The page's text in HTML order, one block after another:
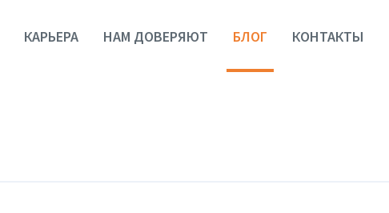
КАРЬЕРА НАМ ДОВЕРЯЮТ БЛОГ КОНТАКТЫ